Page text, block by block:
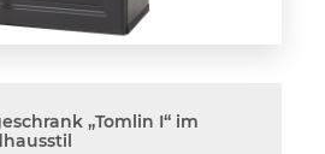
„Tomlin I“ im